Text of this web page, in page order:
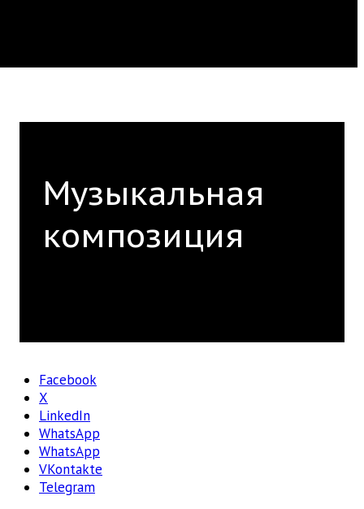
Музыкальная
композиция
Facebook
X
LinkedIn
WhatsApp
WhatsApp
VKontakte
Telegram